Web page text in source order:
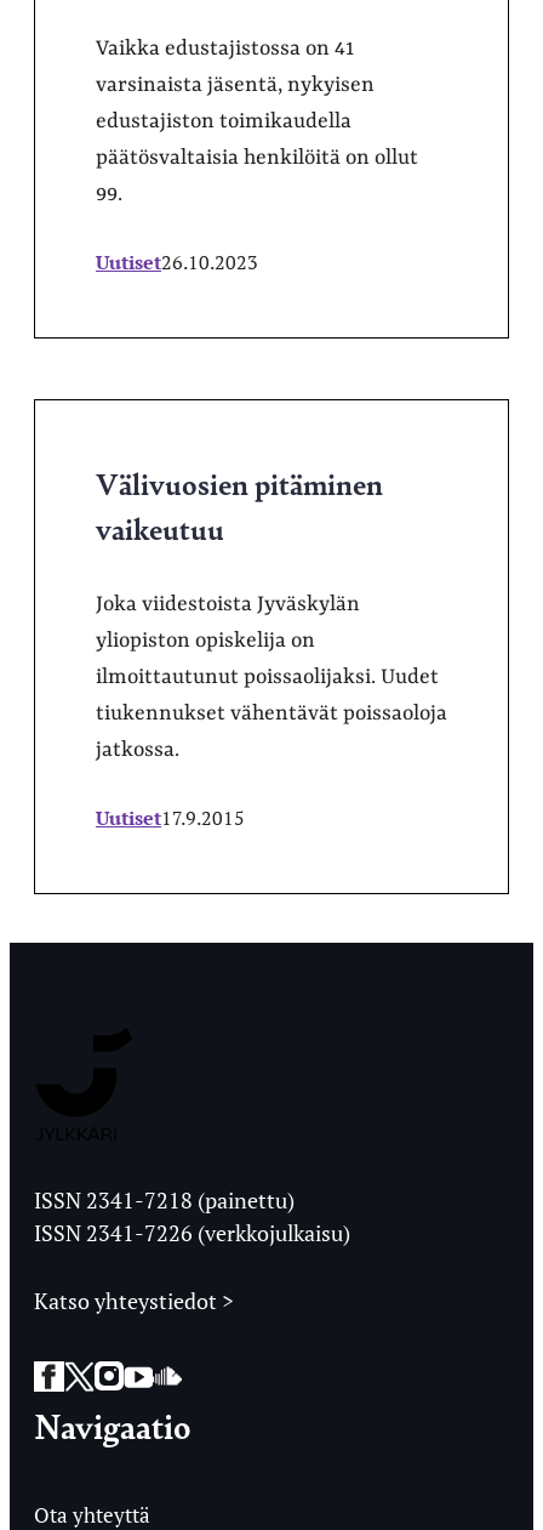
Vaikka edustajistossa on 41
varsinaista jäsentä, nykyisen
edustajiston toimikaudella
päätösvaltaisia henkilöitä on ollut
99.
Uutiset26.10.2023
Välivuosien pitäminen
vaikeutuu
Joka viidestoista Jyväskylän
yliopiston opiskelija on
ilmoittautunut poissaolijaksi. Uudet
tiukennukset vähentävät poissaoloja
jatkossa.
Uutiset17.9.2015
Ylioppilaslehti
ISSN 2341-7218 (painettu)
ISSN 2341-7226 (verkkojulkaisu)
Katso yhteystiedot >
Facebook
Twitter
Instagram
YouTube
SoundCloud
Navigaatio
Ota yhteyttä